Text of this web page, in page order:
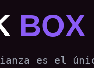
BOX
es el